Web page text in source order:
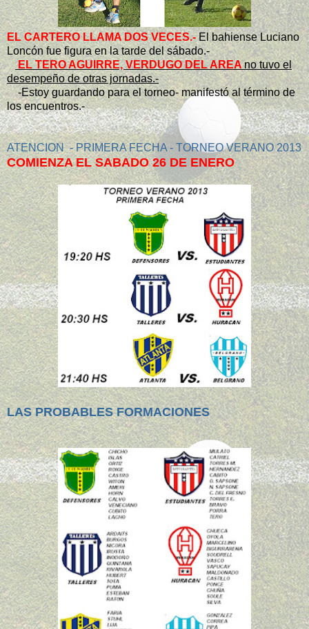
EL CARTERO LLAMA DOS VECES.- El bahiense Luciano
Loncón fue figura en la tarde del sábado.-
EL TERO AGUIRRE, VERDUGO DEL AREAno tuvo el
desempeño de otras jornadas.-
-Estoy guardando para el torneo- manifestó al término de
los encuentros.-
ATENCION - PRIMERA FECHA - TORNEO VERANO 2013
COMIENZA EL SABADO 26 DE ENERO
LAS PROBABLES FORMACIONES